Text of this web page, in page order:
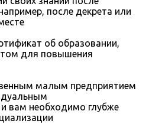
после декрета или
об образовании,
для повышения
малым предприятием
вам необходимо глубже